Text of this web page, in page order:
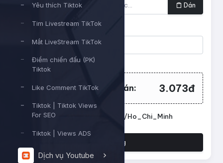
Yêu thích Tiktok
Tim Livestream TikTok
Mắt LiveStream TikTok
Điểm chiến đấu (PK)
Tiktok
Like Comment TikTok
Tiktok | Tiktok Views
For SEO
Tiktok | Views ADS
Dịch vụ Youtube
Dán
Số lượng
Tối thiểu: 200- Tối đa:10000
Tổng tiền cần thanh toán: 3.073đ
Đặt lịch chạy. Múi giờ: Asia/Ho_Chi_Minh
Đặt hàng